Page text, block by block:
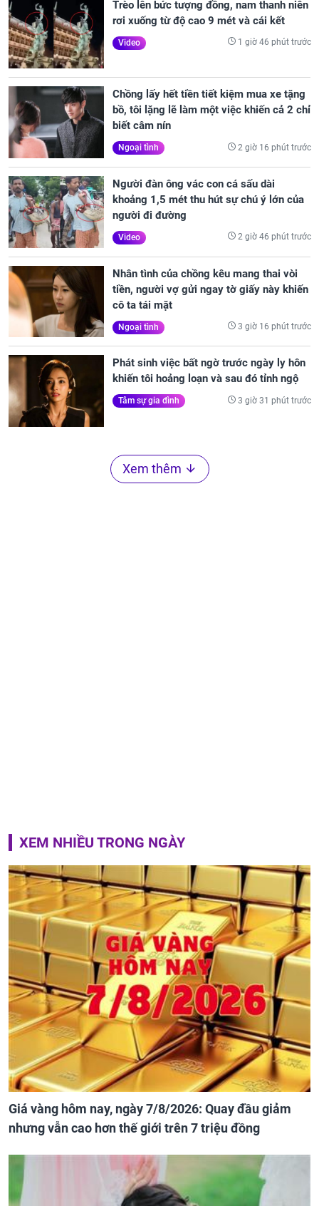
Trèo lên bức tượng đồng, nam thanh niên
rơi xuống từ độ cao 9 mét và cái kết
Video 1 giờ 46 phút trước
Chồng lấy hết tiền tiết kiệm mua xe tặng
bồ, tôi lặng lẽ làm một việc khiến cả 2 chỉ
biết câm nín
Ngoại tình 2 giờ 16 phút trước
Người đàn ông vác con cá sấu dài
khoảng 1,5 mét thu hút sự chú ý lớn của
người đi đường
Video 2 giờ 46 phút trước
Nhân tình của chồng kêu mang thai vòi
tiền, người vợ gửi ngay tờ giấy này khiến
cô ta tái mặt
Ngoại tình 3 giờ 16 phút trước
Phát sinh việc bất ngờ trước ngày ly hôn
khiến tôi hoảng loạn và sau đó tỉnh ngộ
Tâm sự gia đình 3 giờ 31 phút trước
Xem thêm
XEM NHIỀU TRONG NGÀY
Giá vàng hôm nay, ngày 7/8/2026: Quay đầu giảm
nhưng vẫn cao hơn thế giới trên 7 triệu đồng